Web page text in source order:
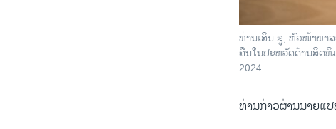
ທ່ານເສິນ ຊູ, ຫົວໜ້າພາ
ຄືນໃນປະຫວັດດ້ານສິດທິ
2024.
ທ່ານກ່າວຜ່ານນາຍແ